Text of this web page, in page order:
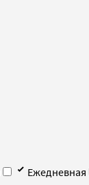
Ежедневная